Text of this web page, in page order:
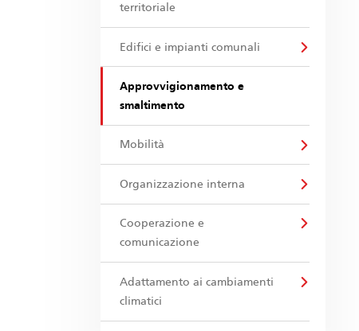
territoriale
Edifici e impianti comunali
Approvvigionamento e
smaltimento
Mobilità
Organizzazione interna
Cooperazione e
comunicazione
Adattamento ai cambiamenti
climatici